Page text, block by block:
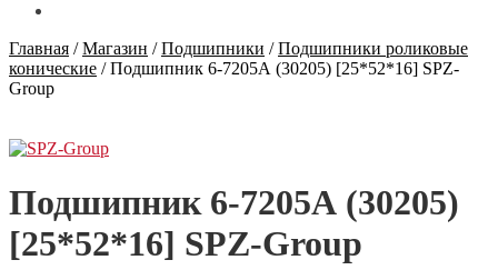
Главная /Магазин /Подшипники /Подшипники роликовые
конические /Подшипник 6-7205А (30205) [25*52*16] SPZ-
Group
Подшипник 6-7205А (30205)
[25*52*16] SPZ-Group